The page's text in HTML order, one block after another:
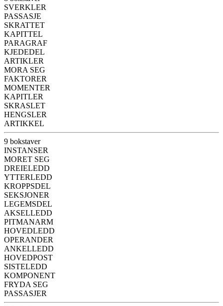
SVERKLER
PASSASJE
SKRATTET
KAPITTEL
PARAGRAF
KJEDEDEL
ARTIKLER
MORA SEG
FAKTORER
MOMENTER
KAPITLER
SKRASLET
HENGSLER
ARTIKKEL
9 bokstaver
INSTANSER
MORET SEG
DREIELEDD
YTTERLEDD
KROPPSDEL
SEKSJONER
LEGEMSDEL
AKSELLEDD
PITMANARM
HOVEDLEDD
OPERANDER
ANKELLEDD
HOVEDPOST
SISTELEDD
KOMPONENT
FRYDA SEG
PASSASJER